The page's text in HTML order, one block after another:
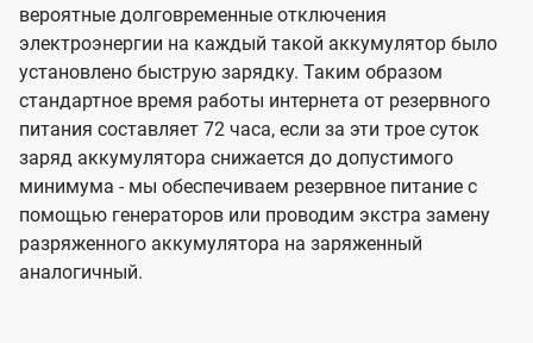
вероятные долговременные отключения
электроэнергии на каждый такой аккумулятор было
установлено быструю зарядку. Таким образом
стандартное время работы интернета от резервного
питания составляет 72 часа, если за эти трое суток
заряд аккумулятора снижается до допустимого
минимума - мы обеспечиваем резервное питание с
помощью генераторов или проводим экстра замену
разряженного аккумулятора на заряженный
аналогичный.